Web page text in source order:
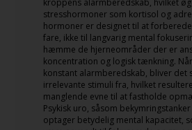
kroppens alarmberedskab, hvilket
stresshormoner som kortisol og
hormoner er designet til at
fare, ikke til langvarig mental
hæmme de hjerneområder der er
koncentration og logisk tænkning.
konstant alarmberedskab, bliver det
irrelevante stimuli fra, hvilket
manglende evne til at fastholde
Psykisk uro, såsom
optager betydelig mental kapacitet,